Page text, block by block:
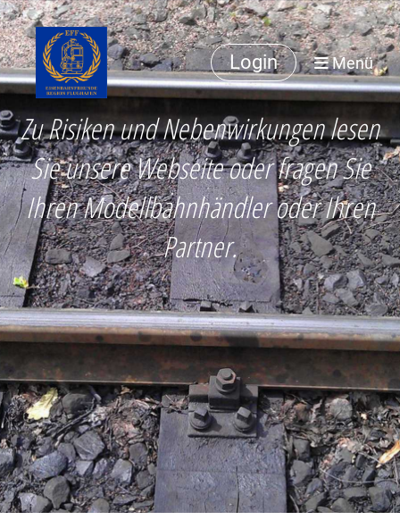
Login Menü
Zu Risiken und Nebenwirkungen lesen
Sie unsere Webseite oder fragen Sie
Ihren Modellbahnhändler oder Ihren
Partner.